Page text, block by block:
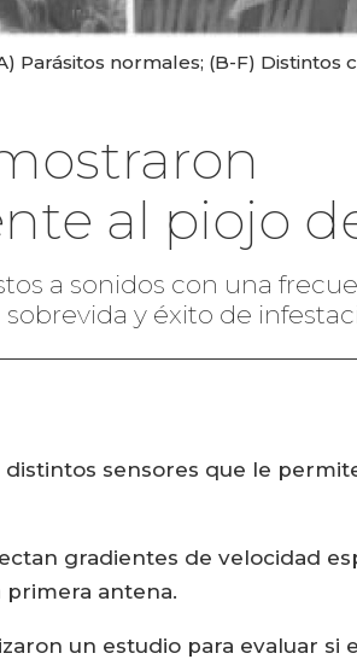
Parásitos normales; (B-F) Distintos
al piojo
a sonidos con una
y éxito de
sensores que le
gradientes de velocidad
primera antena.
un estudio para evaluar si